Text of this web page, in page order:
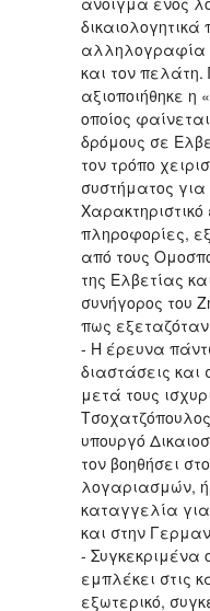
δικαιολογητικά
αλληλογραφία
και τον
αξιοποιήθηκε η
οποίος
δρόμους σε
τον τρόπο
συστήματος για
πληροφορίες,
από τους
της Ελβετίας
συνήγορος του
πως
- Η έρευνα
διαστάσεις
μετά τους
υπουργό
τον βοηθήσει
λογαριασμών,
καταγγελία
και στην
-
εμπλέκει στις
εξωτερικό,